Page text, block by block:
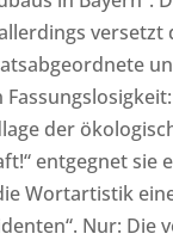
versetzt
der
entgegnet sie
Wortartistik
Nur: Die